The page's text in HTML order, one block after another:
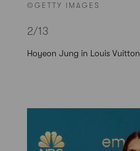
©GETTY IMAGES
2/13
Hoyeon Jung in Louis Vuitton